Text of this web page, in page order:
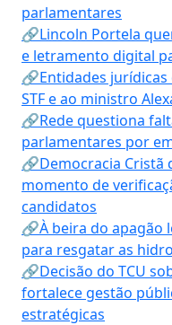
parlamentares
🔗Lincoln Portela
e letramento digital
🔗Entidades
STF e ao ministro
🔗Rede questiona
parlamentares por
🔗Democracia Cristã
momento de
candidatos
🔗À beira do apagão
para resgatar as
🔗Decisão do TCU
fortalece gestão
estratégicas